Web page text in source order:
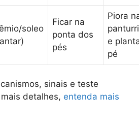
soleo
Ficar na
ponta dos
pés
Piora
e
pé
sinais e teste
detalhes, entenda mais